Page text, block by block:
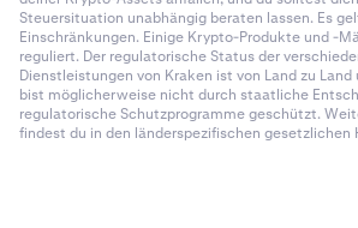
Steuersituation unabhängig beraten lassen. Es
Einschränkungen. Einige Krypto-Produkte und -
reguliert. Der regulatorische Status der
Dienstleistungen von Kraken ist von Land zu
bist möglicherweise nicht durch staatliche
regulatorische Schutzprogramme geschützt.
findest du in den länderspezifischen gesetzlichen